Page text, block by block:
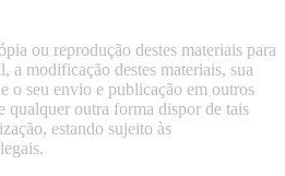
ou reprodução destes materiais para
a modificação destes materiais, sua
o seu envio e publicação em outros
qualquer outra forma dispor de tais
estando sujeito às